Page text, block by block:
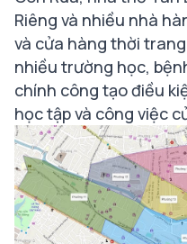
Riêng và nhiều nhà
và cửa hàng thời
nhiều trường học,
chính công tạo điều
học tập và công việc